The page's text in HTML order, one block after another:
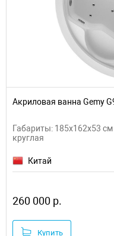
Акриловая ванна Gemy
Габариты: 185x162x53
круглая
Китай
260 000 р.
Купить